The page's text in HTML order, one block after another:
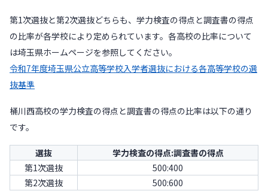
第1次選抜と第2次選抜どちらも、学力検査の得点と調査書の得点
の比率が各学校により定められています。各高校の比率について
は埼玉県ホームページを参照してください。
令和7年度埼玉県公立高等学校入学者選抜における各高等学校の選
抜基準
桶川西高校の学力検査の得点と調査書の得点の比率は以下の通り
です。
選抜
学力検査の得点:調査書の得点
第1次選抜
500:400
第2次選抜
500:600